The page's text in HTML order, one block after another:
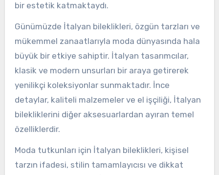
bir estetik katmaktaydı.
Günümüzde İtalyan bileklikleri, özgün tarzları ve
mükemmel zanaatlarıyla moda dünyasında hala
büyük bir etkiye sahiptir. İtalyan tasarımcılar,
klasik ve modern unsurları bir araya getirerek
yenilikçi koleksiyonlar sunmaktadır. İnce
detaylar, kaliteli malzemeler ve el işçiliği, İtalyan
bilekliklerini diğer aksesuarlardan ayıran temel
özelliklerdir.
Moda tutkunları için İtalyan bileklikleri, kişisel
tarzın ifadesi, stilin tamamlayıcısı ve dikkat